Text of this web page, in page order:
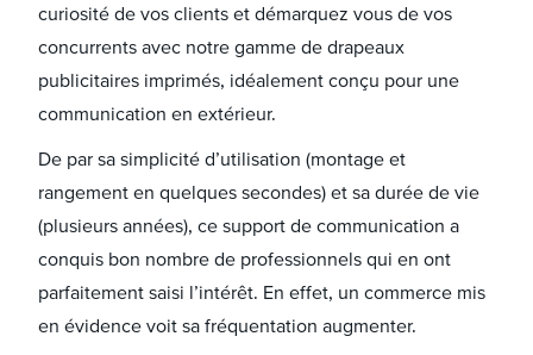
curiosité de vos clients et démarquez vous de vos
concurrents avec notre gamme de drapeaux
publicitaires imprimés, idéalement conçu pour une
communication en extérieur.
De par sa simplicité d’utilisation (montage et
rangement en quelques secondes) et sa durée de vie
(plusieurs années), ce support de communication a
conquis bon nombre de professionnels qui en ont
parfaitement saisi l’intérêt. En effet, un commerce mis
en évidence voit sa fréquentation augmenter.